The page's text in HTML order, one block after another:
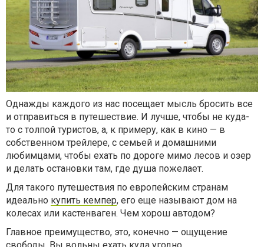
Однажды каждого из нас посещает мысль бросить все
и отправиться в путешествие. И лучше, чтобы не куда-
то с толпой туристов, а, к примеру, как в кино — в
собственном трейлере, с семьей и домашними
любимцами, чтобы ехать по дороге мимо лесов и озер
и делать остановки там, где душа пожелает.
Для такого путешествия по европейским странам
идеально купить кемпер, его еще называют дом на
колесах или кастенваген. Чем хорош автодом?
Главное преимущество, это, конечно — ощущение